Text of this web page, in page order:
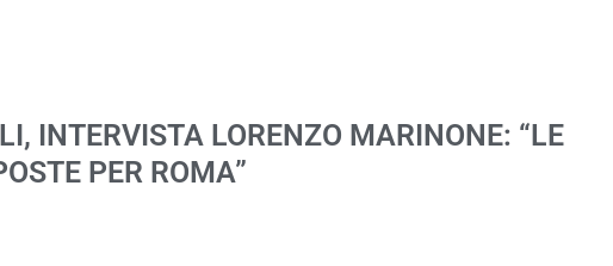
INTERVISTA LORENZO MARINONE: “LE
PER ROMA”